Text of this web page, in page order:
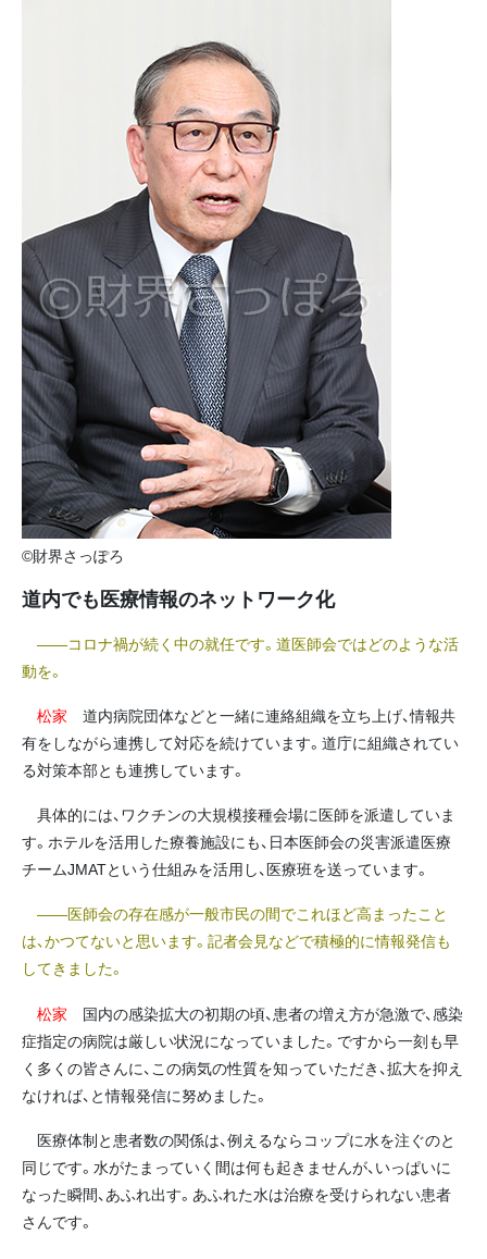
©財界さっぽろ
道内でも医療情報のネットワーク化
――コロナ禍が続く中の就任です。道医師会ではどのような活
動を。
松家 道内病院団体などと一緒に連絡組織を立ち上げ、情報共
有をしながら連携して対応を続けています。道庁に組織されてい
る対策本部とも連携しています。
具体的には、ワクチンの大規模接種会場に医師を派遣していま
す。ホテルを活用した療養施設にも、日本医師会の災害派遣医療
チームJMATという仕組みを活用し、医療班を送っています。
――医師会の存在感が一般市民の間でこれほど高まったこと
は、かつてないと思います。記者会見などで積極的に情報発信も
してきました。
松家 国内の感染拡大の初期の頃、患者の増え方が急激で、感染
症指定の病院は厳しい状況になっていました。ですから一刻も早
く多くの皆さんに、この病気の性質を知っていただき、拡大を抑え
なければ、と情報発信に努めました。
医療体制と患者数の関係は、例えるならコップに水を注ぐのと
同じです。水がたまっていく間は何も起きませんが、いっぱいに
なった瞬間、あふれ出す。あふれた水は治療を受けられない患者
さんです。